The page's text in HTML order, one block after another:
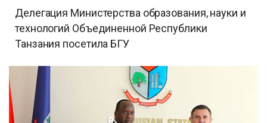
Делегация Министерства образования, науки и
технологий Объединенной Республики
Танзания посетила БГУ